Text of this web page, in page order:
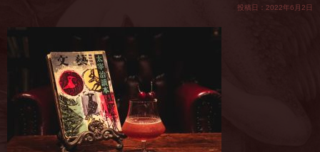
投稿日：2022年6月2日